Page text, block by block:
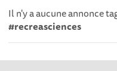
Il n'y a aucune annonce
#recreasciences